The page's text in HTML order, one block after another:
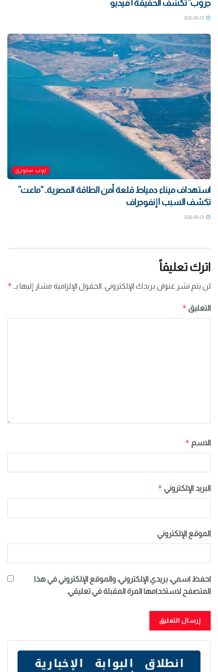
جروب” تكشف الحقيقة | فيديو
توب ستوري
استهداف ميناء دمياط قلعة أمن الطاقة المصرية.. “ماعت”
تكشف السبب | إنفوجراف
اترك تعليقاً
لن يتم نشر عنوان بريدك الإلكتروني. الحقول الإلزامية مشار إليها بـ *
التعليق *
الاسم *
البريد الإلكتروني *
الموقع الإلكتروني
احفظ اسمي، بريدي الإلكتروني، والموقع الإلكتروني في هذا
المتصفح لاستخدامها المرة المقبلة في تعليقي.